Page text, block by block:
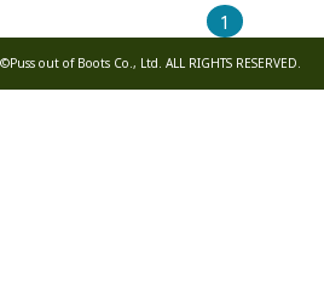
1
©Puss out of Boots Co., Ltd. ALL RIGHTS RESERVED.